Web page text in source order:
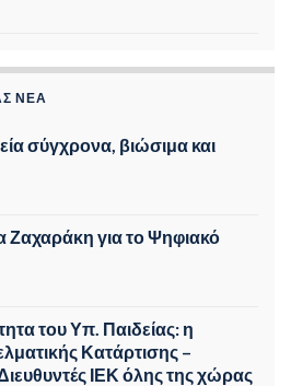
ΝΈΑ
σύγχρονα, βιώσιμα και
Ζαχαράκη για το Ψηφιακό
του Υπ. Παιδείας: η
Κατάρτισης –
ΙΕΚ όλης της χώρας